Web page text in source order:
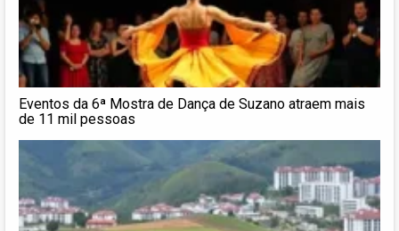
Eventos da 6ª Mostra de Dança de Suzano atraem mais
de 11 mil pessoas